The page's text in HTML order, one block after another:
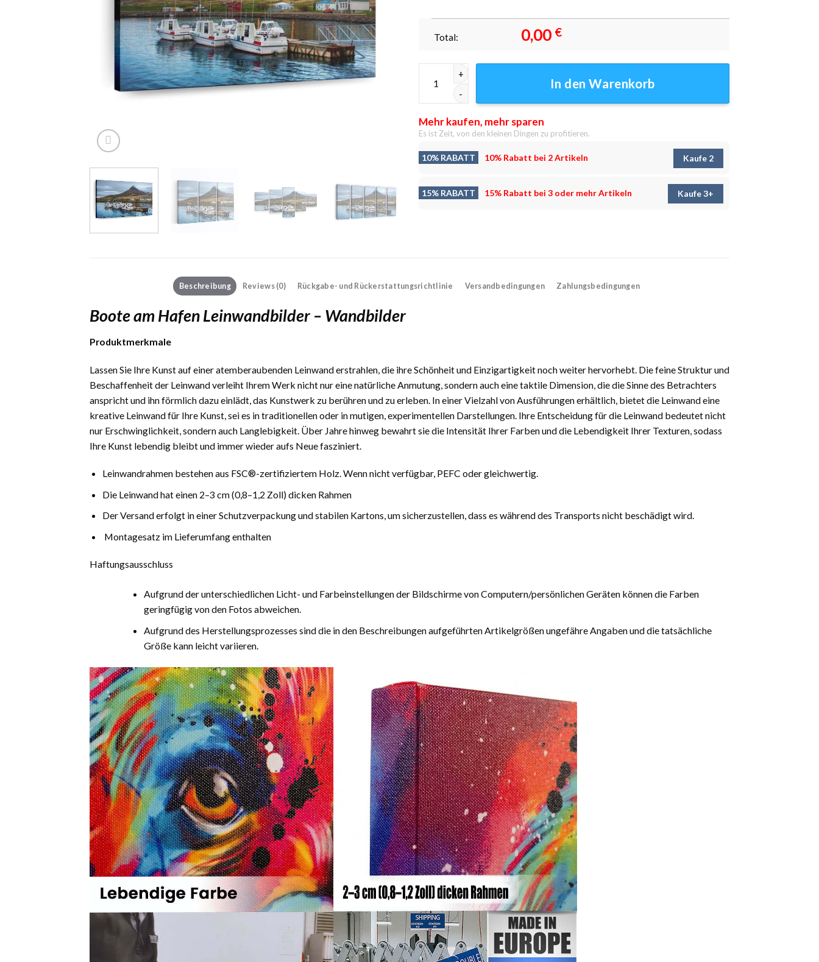
Total: 0,00 €
Boote am Hafen Leinwandbilder - Wandbilder Menge
In den Warenkorb
Mehr kaufen, mehr sparen
Es ist Zeit, von den kleinen Dingen zu profitieren.
10% RABATT 10% Rabatt bei 2 Artikeln Kaufe 2
15% RABATT 15% Rabatt bei 3 oder mehr Artikeln Kaufe 3+
Beschreibung Reviews (0) Rückgabe- und Rückerstattungsrichtlinie Versandbedingungen Zahlungsbedingungen
Boote am Hafen Leinwandbilder – Wandbilder
Produktmerkmale
Lassen Sie Ihre Kunst auf einer atemberaubenden Leinwand erstrahlen, die ihre Schönheit und Einzigartigkeit noch weiter hervorhebt. Die feine Struktur und
Beschaffenheit der Leinwand verleiht Ihrem Werk nicht nur eine natürliche Anmutung, sondern auch eine taktile Dimension, die die Sinne des Betrachters
anspricht und ihn förmlich dazu einlädt, das Kunstwerk zu berühren und zu erleben. In einer Vielzahl von Ausführungen erhältlich, bietet die Leinwand eine
kreative Leinwand für Ihre Kunst, sei es in traditionellen oder in mutigen, experimentellen Darstellungen. Ihre Entscheidung für die Leinwand bedeutet nicht
nur Erschwinglichkeit, sondern auch Langlebigkeit. Über Jahre hinweg bewahrt sie die Intensität Ihrer Farben und die Lebendigkeit Ihrer Texturen, sodass
Ihre Kunst lebendig bleibt und immer wieder aufs Neue fasziniert.
Leinwandrahmen bestehen aus FSC®-zertifiziertem Holz. Wenn nicht verfügbar, PEFC oder gleichwertig.
Die Leinwand hat einen 2–3 cm (0,8–1,2 Zoll) dicken Rahmen
Der Versand erfolgt in einer Schutzverpackung und stabilen Kartons, um sicherzustellen, dass es während des Transports nicht beschädigt wird.
Montagesatz im Lieferumfang enthalten
Haftungsausschluss
Aufgrund der unterschiedlichen Licht- und Farbeinstellungen der Bildschirme von Computern/persönlichen Geräten können die Farben
geringfügig von den Fotos abweichen.
Aufgrund des Herstellungsprozesses sind die in den Beschreibungen aufgeführten Artikelgrößen ungefähre Angaben und die tatsächliche
Größe kann leicht variieren.